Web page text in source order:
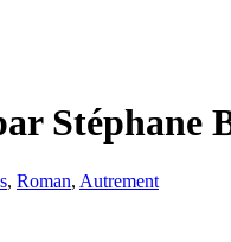
Stéphane
, Roman, Autrement